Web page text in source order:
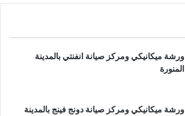
ورشة ميكانيكي ومركز صيانة انفنتي بالمدينة
المنورة
ورشة ميكانيكي ومركز صيانة دونج فينج بالمدينة